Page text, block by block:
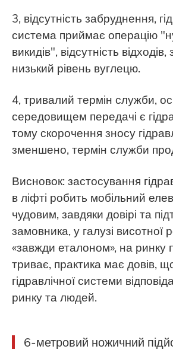
3, відсутність забруднення,
система приймає операцію
викидів", відсутність
низький рівень вуглецю.
4, тривалий термін служби,
середовищем передачі є
тому скорочення зносу
зменшено, термін служби
Висновок: застосування
в ліфті робить мобільний
чудовим, завдяки довірі та
замовника, у галузі висотної
«завжди еталоном», на ринку
триває, практика має довів,
гідравлічної системи
ринку та людей.
6-метровий ножичний